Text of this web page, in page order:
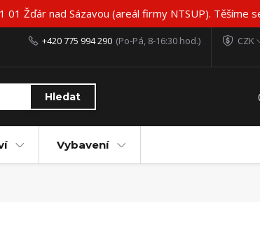
Žďár nad Sázavou (areál firmy NTSUP). Těšíme
CZK
Hledat
+420 775 994 290 (Po-Pá, 8-16:30 hod.)
Vybavení